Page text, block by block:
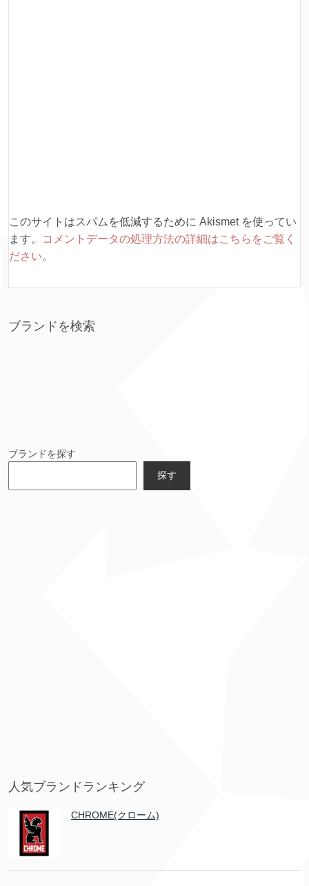
このサイトはスパムを低減するために Akismet を使ってい
ます。
コメントデータの処理方法の詳細はこちらをご覧く
ださい。
ブランドを検索
ブランドを探す
探す
人気ブランドランキング
CHROME(クローム)